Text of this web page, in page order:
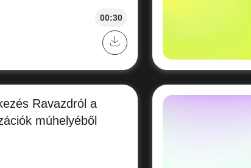
00:30
Ravazdról a
múhelyéből